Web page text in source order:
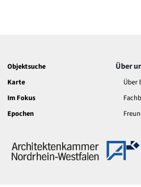
Objektsuche
Karte
Im Fokus
Epochen
Über
Über